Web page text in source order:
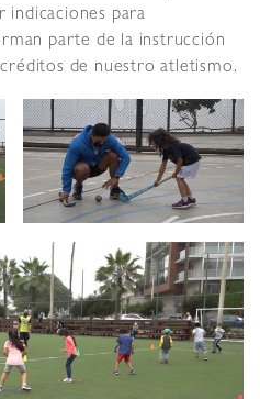
indicaciones para
parte de la instrucción
de nuestro atletismo.